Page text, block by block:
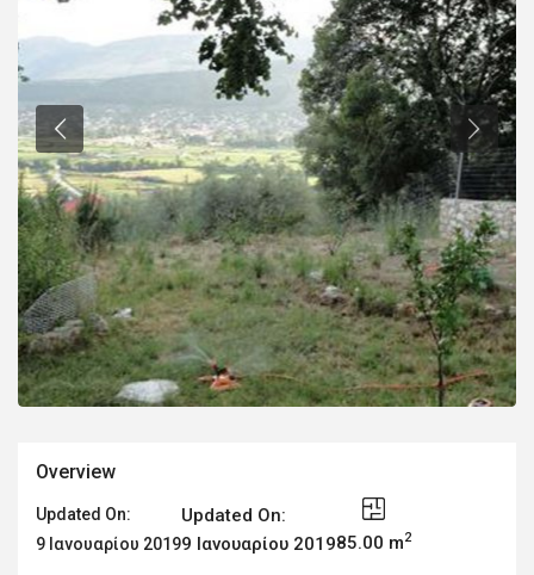
Overview
Updated On:
9 Ιανουαρίου 2019
Updated On:
9 Ιανουαρίου 201985.00 m2